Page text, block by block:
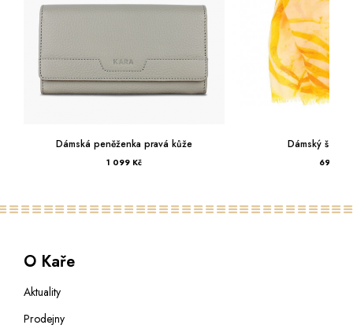
Dámská peněženka pravá kůže
1 099 Kč
Dámský šála
699 Kč
O Kaře
Aktuality
Prodejny